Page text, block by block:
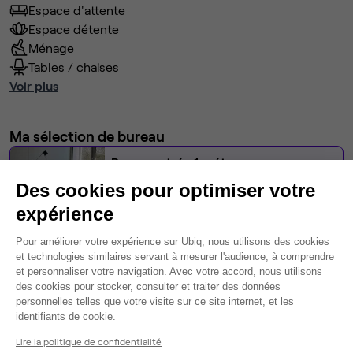
Espace d'attente
Espace détente
Ménage
Tables / chaises
Voir plus
Ma sélection de bureau
Bureau privé• 1er étage
2postes • 7,0 m²
903 €
Dispo
Modifier
Autres bureaux de cet espace :
Des cookies pour optimiser votre
expérience
Plateforme de Gestion du
Pour améliorer votre expérience sur Ubiq, nous utilisons des cookies
et technologies similaires servant à mesurer l'audience, à comprendre
et personnaliser votre navigation. Avec votre accord, nous utilisons
des cookies pour stocker, consulter et traiter des données
personnelles telles que votre visite sur ce site internet, et les
identifiants de cookie.
Lire la politique de confidentialité